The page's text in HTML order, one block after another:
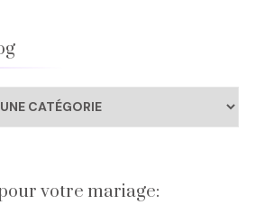
votre mariage: